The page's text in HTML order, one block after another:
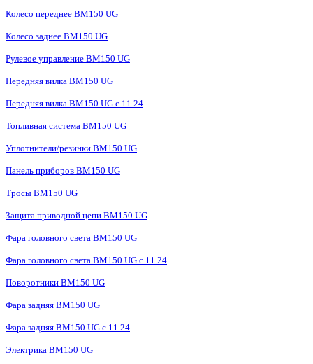
Колесо переднее BM150 UG
Колесо заднее BM150 UG
Рулевое управление BM150 UG
Передняя вилка BM150 UG
Передняя вилка BM150 UG с 11.24
Топливная система BM150 UG
Уплотнители/резинки BM150 UG
Панель приборов BM150 UG
Тросы BM150 UG
Защита приводной цепи BM150 UG
Фара головного света BM150 UG
Фара головного света BM150 UG c 11.24
Поворотники BM150 UG
Фара задняя BM150 UG
Фара задняя BM150 UG с 11.24
Электрика BM150 UG